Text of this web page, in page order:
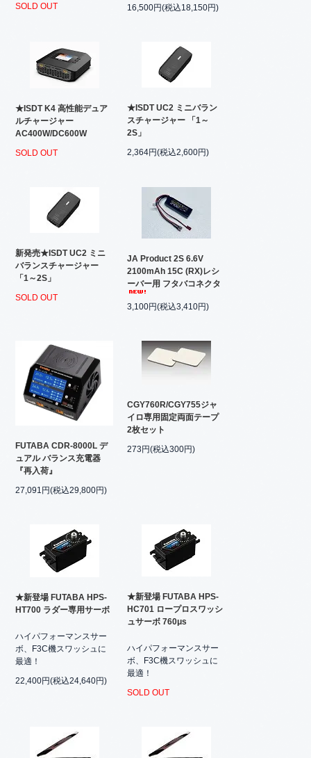
SOLD OUT
16,500円(税込18,150円)
★ISDT K4 高性能デュア
ルチャージャー
AC400W/DC600W
SOLD OUT
★ISDT UC2 ミニバラン
スチャージャー 「1～
2S」
2,364円(税込2,600円)
新発売★ISDT UC2 ミニ
バランスチャージャー
「1～2S」
SOLD OUT
JA Product 2S 6.6V
2100mAh 15C (RX)レシ
ーバー用 フタバコネクタ
3,100円(税込3,410円)
FUTABA CDR-8000L デ
ュアル バランス充電器
『再入荷』
27,091円(税込29,800円)
CGY760R/CGY755ジャ
イロ専用固定両面テープ
2枚セット
273円(税込300円)
★新登場 FUTABA HPS-
HT700 ラダー専用サーボ
ハイパフォーマンスサー
ボ、F3C機スワッシュに
最適！
22,400円(税込24,640円)
★新登場 FUTABA HPS-
HC701 ロープロスワッシ
ュサーボ 760μs
ハイパフォーマンスサー
ボ、F3C機スワッシュに
最適！
SOLD OUT